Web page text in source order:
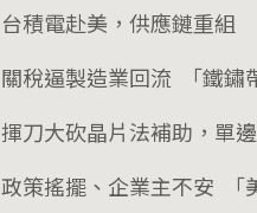
台積電赴美，供應鏈重組
關稅逼製造業回流 「鐵鏽
揮刀大砍晶片法補助，單
政策搖擺、企業主不安 「